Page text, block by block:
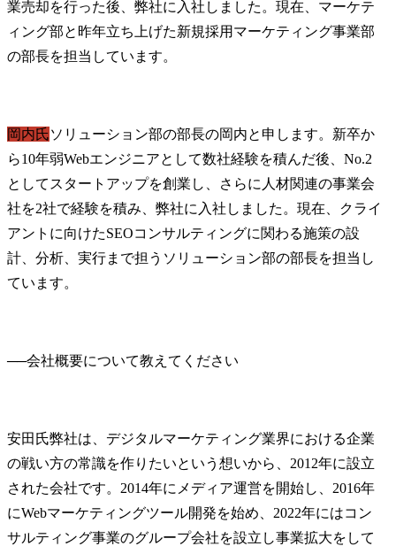
業売却を行った後、弊社に入社しました。現在、マーケテ
ィング部と昨年立ち上げた新規採用マーケティング事業部
の部長を担当しています。
岡内氏ソリューション部の部長の岡内と申します。新卒か
ら10年弱Webエンジニアとして数社経験を積んだ後、No.2
としてスタートアップを創業し、さらに人材関連の事業会
社を2社で経験を積み、弊社に入社しました。現在、クライ
アントに向けたSEOコンサルティングに関わる施策の設
計、分析、実行まで担うソリューション部の部長を担当し
ています。
──
安田氏弊社は、デジタルマーケティング業界における企業
の戦い方の常識を作りたいという想いから、2012年に設立
された会社です。2014年にメディア運営を開始し、2016年
にWebマーケティングツール開発を始め、2022年にはコン
サルティング事業のグループ会社を設立し事業拡大をして